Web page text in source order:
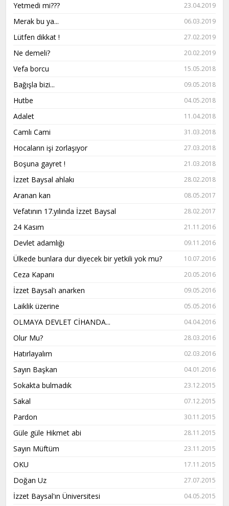
Yetmedi mi??? 23.04.2019
Merak bu ya... 06.03.2019
Lütfen dikkat ! 27.02.2019
Ne demeli? 20.02.2019
Vefa borcu 15.05.2018
Bağışla bizi... 09.05.2018
Hutbe 04.05.2018
Adalet 11.04.2018
Camlı Cami 31.03.2018
Hocaların işi zorlaşıyor 27.03.2018
Boşuna gayret ! 21.03.2018
İzzet Baysal ahlakı 28.02.2018
Aranan kan 08.05.2017
Vefatının 17.yılında İzzet Baysal 28.02.2017
24 Kasım 21.11.2016
Devlet adamlığı 09.11.2016
Ülkede bunlara dur diyecek bir yetkili yok mu? 10.07.2016
Ceza Kapanı 20.05.2016
İzzet Baysal'ı anarken 09.05.2016
Laiklik üzerine 05.05.2016
OLMAYA DEVLET CİHANDA... 04.04.2016
Olur Mu? 28.03.2016
Hatırlayalım 02.03.2016
Sayın Başkan 04.01.2016
Sokakta bulmadık 23.12.2015
Sakal 07.12.2015
Pardon 30.11.2015
Güle güle Hikmet abi 28.11.2015
Sayın Müftüm 23.11.2015
OKU 17.11.2015
Doğan Uz 27.07.2015
İzzet Baysal'ın Üniversitesi 04.05.2015